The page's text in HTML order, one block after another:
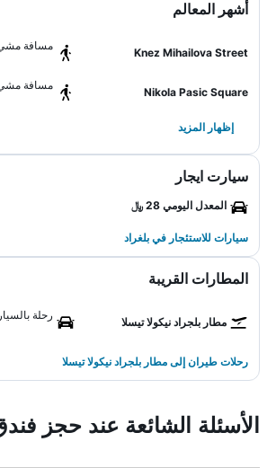
أشهر المعالم
Knez Mihailova Street
مسافة مشي إلى 5
Nikola Pasic Square
مسافة مشي إلى 6
إظهار المزيد
سيارت ايجار
المعدل اليومي 28 ﷼
سيارات للاستئجار في بلغراد
المطارات القريبة
مطار بلجراد نيكولا تيسلا
رحلة بالسيارة إلى
رحلات طيران إلى مطار بلجراد نيكولا تيسلا
الأسئلة الشائعة عند حجز